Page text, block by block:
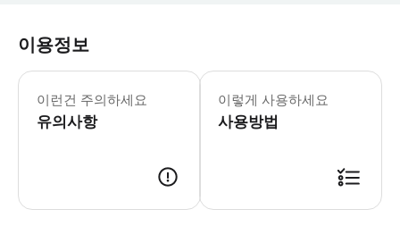
이용정보
이런건 주의하세요
유의사항
어린이 규정 -5세 미만 아동은 무료이
이렇게 사용하세요
사용방법